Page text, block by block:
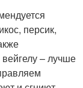
персик,
– лучше